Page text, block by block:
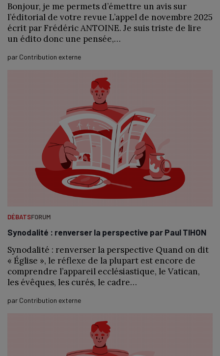
Bonjour, je me permets d’émettre un avis sur
l’éditorial de votre revue L’appel de novembre 2025
écrit par Frédéric ANTOINE. Je suis triste de lire
un édito donc une pensée,…
par Contribution externe
DÉBATSFORUM
Synodalité : renverser la perspective par Paul TIHON
Synodalité : renverser la perspective Quand on dit
« Église », le réflexe de la plupart est encore de
comprendre l’appareil ecclésiastique, le Vatican,
les évêques, les curés, le cadre…
par Contribution externe